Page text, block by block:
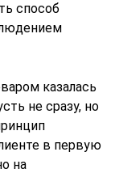
способ
казалась
не сразу, но
в первую
на